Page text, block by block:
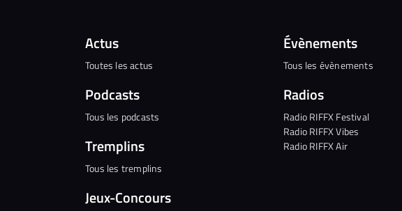
Actus
Toutes les actus
Podcasts
Tous les podcasts
Tremplins
Tous les tremplins
Jeux-Concours
Évènements
Tous les évènements
Radios
Radio RIFFX Festival
Radio RIFFX Vibes
Radio RIFFX Air